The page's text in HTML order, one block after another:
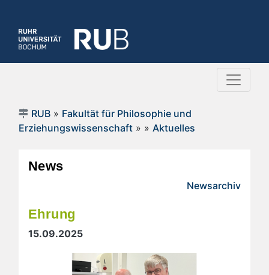
RUB » Fakultät für Philosophie und
Erziehungswissenschaft » » Aktuelles
News
Newsarchiv
Ehrung
15.09.2025